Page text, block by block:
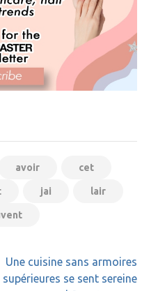
avoir cet
jai lair
Une cuisine sans armoires
supérieures se sent sereine